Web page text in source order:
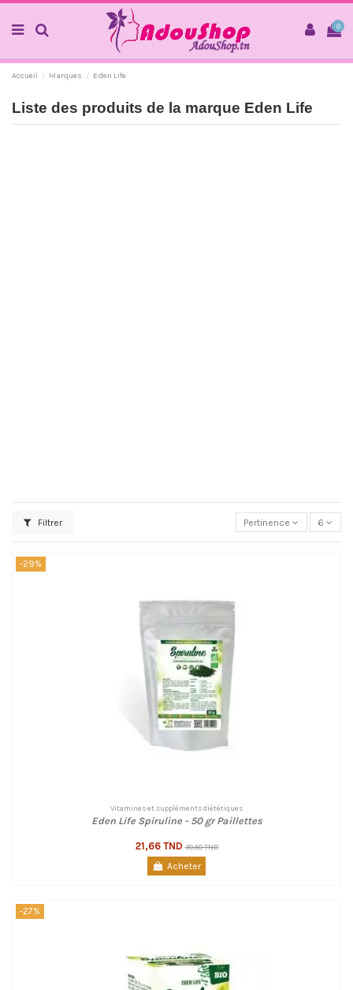
0
Accueil Marques Eden Life
Liste des produits de la marque Eden Life
Filtrer Pertinence 6
-29%
Vitamines et suppléments diététiques
Eden Life Spiruline - 50 gr Paillettes
21,66 TND30,50 TND
Acheter
-27%